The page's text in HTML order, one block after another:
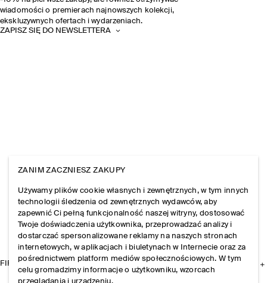
wiadomości o premierach najnowszych kolekcji,
ekskluzywnych ofertach i wydarzeniach.
ZAPISZ SIĘ DO NEWSLETTERA
FIRMA
ZANIM ZACZNIESZ ZAKUPY
Używamy plików cookie własnych i zewnętrznych, w tym innych
technologii śledzenia od zewnętrznych wydawców, aby
zapewnić Ci pełną funkcjonalność naszej witryny, dostosować
Twoje doświadczenia użytkownika, przeprowadzać analizy i
dostarczać spersonalizowane reklamy na naszych stronach
internetowych, w aplikacjach i biuletynach w Internecie oraz za
pośrednictwem platform mediów społecznościowych. W tym
celu gromadzimy informacje o użytkowniku, wzorcach
przeglądania i urządzeniu.